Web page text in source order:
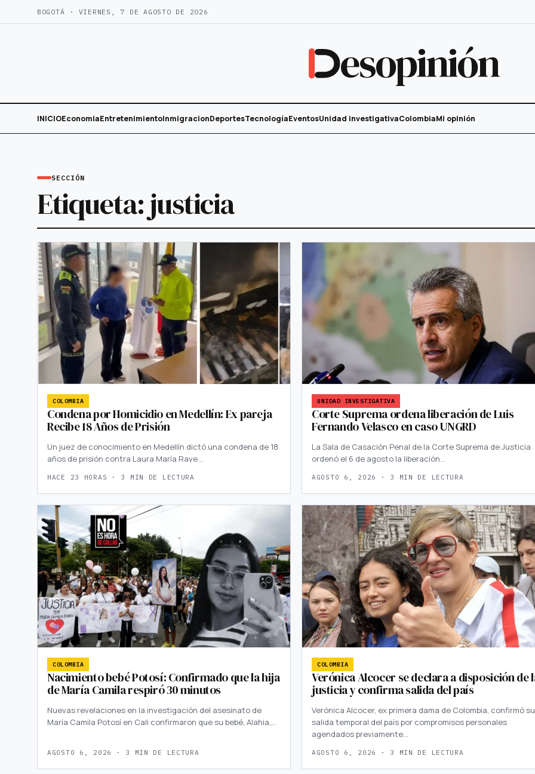
al
BOGOTÁ · VIERNES, 7 DE AGOSTO DE 2026
esopinión
INICIOEconomiaEntretenimientoInmigracionDeportesTecnologíaEventosUnidad investigativaColombiaMi opinión
SECCIÓN
Etiqueta:justicia
COLOMBIA
Condena por Homicidio en Medellín: Ex pareja
Recibe 18 Años de Prisión
Un juez de conocimiento en Medellín dictó una condena de 18
años de prisión contra Laura María Rave…
HACE 23 HORAS · 3 MIN DE LECTURA
UNIDAD INVESTIGATIVA
Corte Suprema ordena liberación de Luis
Fernando Velasco en caso UNGRD
La Sala de Casación Penal de la Corte Suprema de Justicia
ordenó el 6 de agosto la liberación…
AGOSTO 6, 2026 · 3 MIN DE LECTURA
COLOMBIA
Nacimiento bebé Potosí: Confirmado que la hija
de María Camila respiró 30 minutos
Nuevas revelaciones en la investigación del asesinato de
María Camila Potosí en Cali confirmaron que su bebé, Alahia,…
AGOSTO 6, 2026 · 3 MIN DE LECTURA
COLOMBIA
Verónica Alcocer se declara a disposición de
justicia y confirma salida del país
Verónica Alcocer, ex primera dama de Colombia, confirmó su
salida temporal del país por compromisos personales
agendados previamente…
AGOSTO 6, 2026 · 3 MIN DE LECTURA